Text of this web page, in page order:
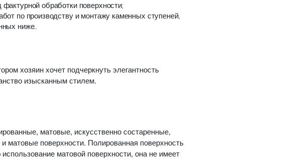
обработки поверхности;
по производству и монтажу каменных ступеней,
ниже..
хозяин хочет подчеркнуть элегантность
изысканным стилем.
матовые, искусственно состаренные,
поверхности. Полированная поверхность
матовой поверхности, она не имеет